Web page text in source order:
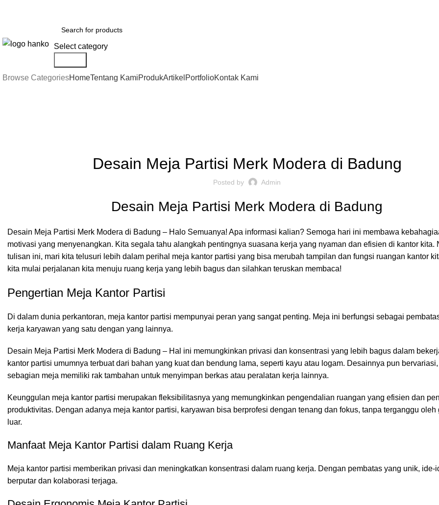
Select category
Browse CategoriesHomeTentang KamiProdukArtikel PortfolioKontak Kami
Desain Meja Partisi Merk Modera di Badung
Posted by Admin
Desain Meja Partisi Merk Modera di Badung
Desain Meja Partisi Merk Modera di Badung – Halo Semuanya! Apa informasi kalian? Semoga hari ini membawa
motivasi yang menyenangkan. Kita segala tahu alangkah pentingnya suasana kerja yang nyaman dan efisien di kantor kita.
tulisan ini, mari kita telusuri lebih dalam perihal meja kantor partisi yang bisa merubah tampilan dan fungsi ruangan kantor
kita mulai perjalanan kita menuju ruang kerja yang lebih bagus dan silahkan teruskan membaca!
Pengertian Meja Kantor Partisi
Di dalam dunia perkantoran, meja kantor partisi mempunyai peran yang sangat penting. Meja ini berfungsi sebagai
kerja karyawan yang satu dengan yang lainnya.
Desain Meja Partisi Merk Modera di Badung – Hal ini memungkinkan privasi dan konsentrasi yang lebih bagus dalam
kantor partisi umumnya terbuat dari bahan yang kuat dan bendung lama, seperti kayu atau logam. Desainnya pun
sebagian meja memiliki rak tambahan untuk menyimpan berkas atau peralatan kerja lainnya.
Keunggulan meja kantor partisi merupakan fleksibilitasnya yang memungkinkan pengendalian ruangan yang efisien dan
produktivitas. Dengan adanya meja kantor partisi, karyawan bisa berprofesi dengan tenang dan fokus, tanpa terganggu oleh
luar.
Manfaat Meja Kantor Partisi dalam Ruang Kerja
Meja kantor partisi memberikan privasi dan meningkatkan konsentrasi dalam ruang kerja. Dengan pembatas yang unik, ide-
berputar dan kolaborasi terjaga.